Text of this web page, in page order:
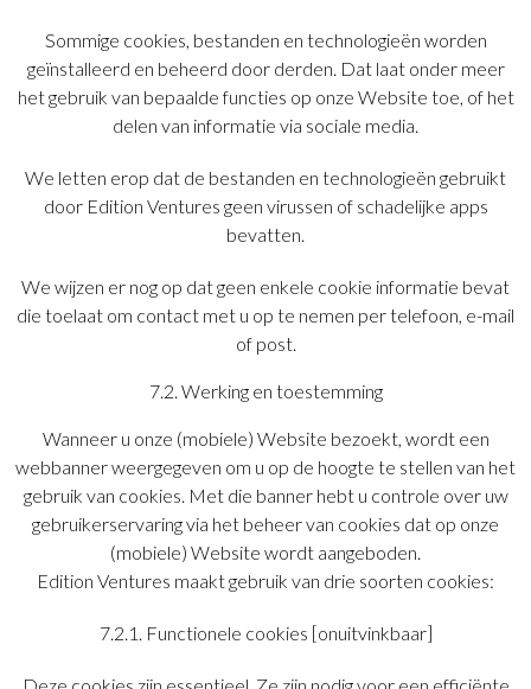
Sommige cookies, bestanden en technologieën worden
geïnstalleerd en beheerd door derden. Dat laat onder meer
het gebruik van bepaalde functies op onze Website toe, of het
delen van informatie via sociale media.
We letten erop dat de bestanden en technologieën gebruikt
door Edition Ventures geen virussen of schadelijke apps
bevatten.
We wijzen er nog op dat geen enkele cookie informatie bevat
die toelaat om contact met u op te nemen per telefoon, e-mail
of post.
7.2. Werking en toestemming
Wanneer u onze (mobiele) Website bezoekt, wordt een
webbanner weergegeven om u op de hoogte te stellen van het
gebruik van cookies. Met die banner hebt u controle over uw
gebruikerservaring via het beheer van cookies dat op onze
(mobiele) Website wordt aangeboden.
Edition Ventures maakt gebruik van drie soorten cookies:
7.2.1. Functionele cookies [onuitvinkbaar]